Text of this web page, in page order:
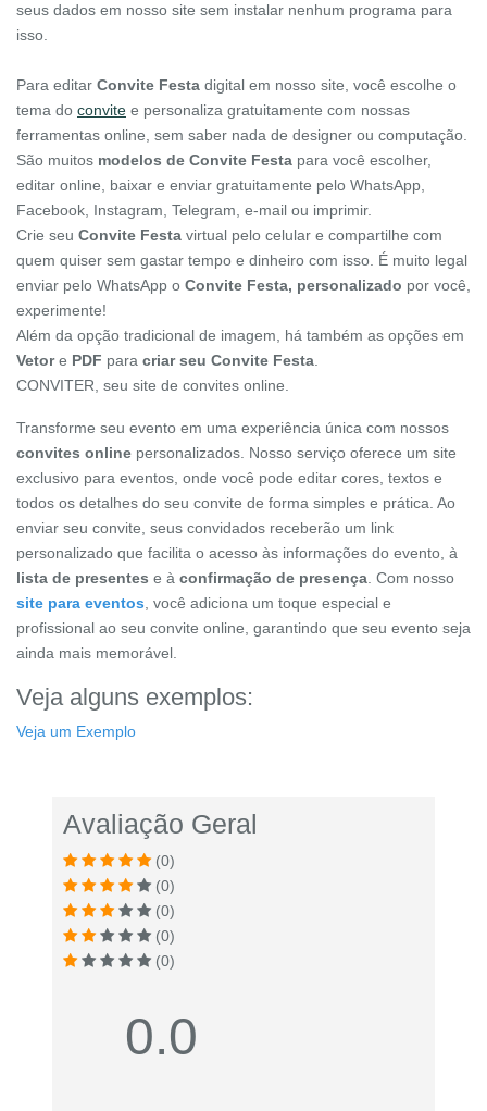
seus dados em nosso site sem instalar nenhum programa para
isso.
Para editar Convite Festa digital em nosso site, você escolhe o
tema do convite e personaliza gratuitamente com nossas
ferramentas online, sem saber nada de designer ou computação.
São muitos modelos de Convite Festa para você escolher,
editar online, baixar e enviar gratuitamente pelo WhatsApp,
Facebook, Instagram, Telegram, e-mail ou imprimir.
Crie seu Convite Festa virtual pelo celular e compartilhe com
quem quiser sem gastar tempo e dinheiro com isso. É muito legal
enviar pelo WhatsApp o Convite Festa, personalizado por você,
experimente!
Além da opção tradicional de imagem, há também as opções em
Vetore PDF para criar seu Convite Festa
CONVITER, seu site de convites online.
Transforme seu evento em uma experiência única com nossos
convites online personalizados. Nosso serviço oferece um site
exclusivo para eventos, onde você pode editar cores, textos e
todos os detalhes do seu convite de forma simples e prática. Ao
enviar seu convite, seus convidados receberão um link
personalizado que facilita o acesso às informações do evento, à
lista de presentes e à confirmação de presença . Com nosso
site para eventos , você adiciona um toque especial e
profissional ao seu convite online, garantindo que seu evento seja
ainda mais memorável.
Veja alguns exemplos:
Veja um Exemplo
Avaliação Geral
(0)
(0)
(0)
(0)
(0)
0.0